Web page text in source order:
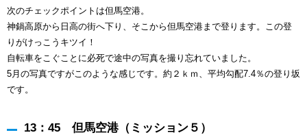
次のチェックポイントは但馬空港。
神鍋高原から日高の街へ下り、そこから但馬空港まで登ります。この登
りがけっこうキツイ！
自転車をこぐことに必死で途中の写真を撮り忘れていました。
5月の写真ですがこのような感じです。約２ｋｍ、平均勾配7.4％の登り坂
です。
13：45 但馬空港（ミッション５）